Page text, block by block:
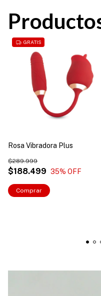
GRATIS
Rosa Vibradora Plus
$188.499
$289.999
35% OFF